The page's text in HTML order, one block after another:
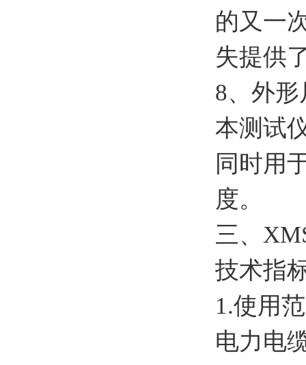
的又一
失提供
8、外形
本测试
同时用
度。
三、
技术指
1.使用
电力电